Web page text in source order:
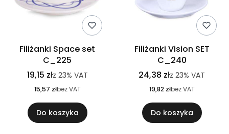
Filiżanki Space set
C_225
19,15 złz 23% VAT
15,57 złbez VAT
Do koszyka
Filiżanki Vision SET
C_240
24,38 złz 23% VAT
19,82 złbez VAT
Do koszyka